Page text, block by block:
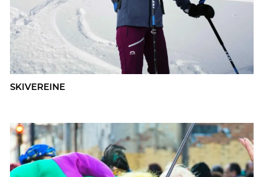
SKI­VER­EI­NE